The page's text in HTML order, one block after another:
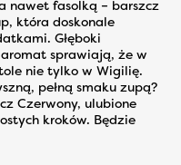
nawet fasolką – barszcz
która doskonale
Głęboki
sprawiają, że w
nie tylko w Wigilię.
pełną smaku zupą?
Czerwony, ulubione
kroków. Będzie